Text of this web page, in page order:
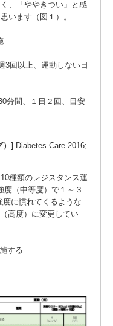
、「ややきつい」と感
います（図１）。
回以上、運動しない日
分間、１日２回、目安
）] Diabetes Care 2016;
種類のレジスタンス運
度（中等度）で１～３
に慣れてくるような
高度）に変更してい
する